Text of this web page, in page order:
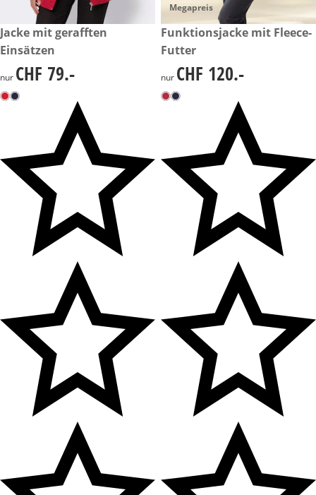
CHF 79.-
Jacke mit gerafften
Einsätzen
CHF 79.-
nur CHF 79.-
Megapreis
CHF 120.-
Funktionsjacke mit Fleece-
Futter
CHF 120.-
nur CHF 120.-